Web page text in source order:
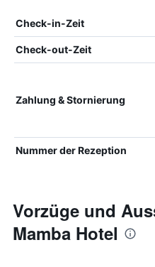
Check-in-Zeit
Check-out-Zeit
Zahlung & Stornierung
Nummer der Rezeption
Vorzüge und
Mamba Hotel